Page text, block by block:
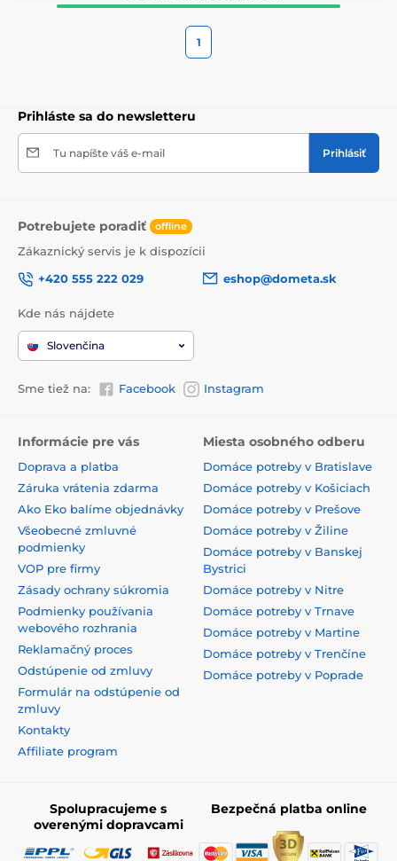
1
Prihláste sa do newsletteru
Tu napíšte váš e-mail Prihlásiť
Potrebujete poradiť offline
Zákaznický servis je k dispozícii
+420 555 222 029
eshop@dometa.sk
Kde nás nájdete
Slovenčina
Sme tiež na: Facebook Instagram
Informácie pre vás
Doprava a platba
Záruka vrátenia zdarma
Ako Eko balíme objednávky
Všeobecné zmluvné
podmienky
VOP pre firmy
Zásady ochrany súkromia
Podmienky používania
webového rozhrania
Reklamačný proces
Odstúpenie od zmluvy
Formulár na odstúpenie od
zmluvy
Kontakty
Affiliate program
Miesta osobného odberu
Domáce potreby v Bratislave
Domáce potreby v Košiciach
Domáce potreby v Prešove
Domáce potreby v Žiline
Domáce potreby v Banskej
Bystrici
Domáce potreby v Nitre
Domáce potreby v Trnave
Domáce potreby v Martine
Domáce potreby v Trenčíne
Domáce potreby v Poprade
Spolupracujeme s
overenými dopravcami
Bezpečná platba online